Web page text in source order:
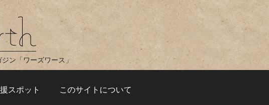
ン「ワーズワース」
スポット このサイトについて